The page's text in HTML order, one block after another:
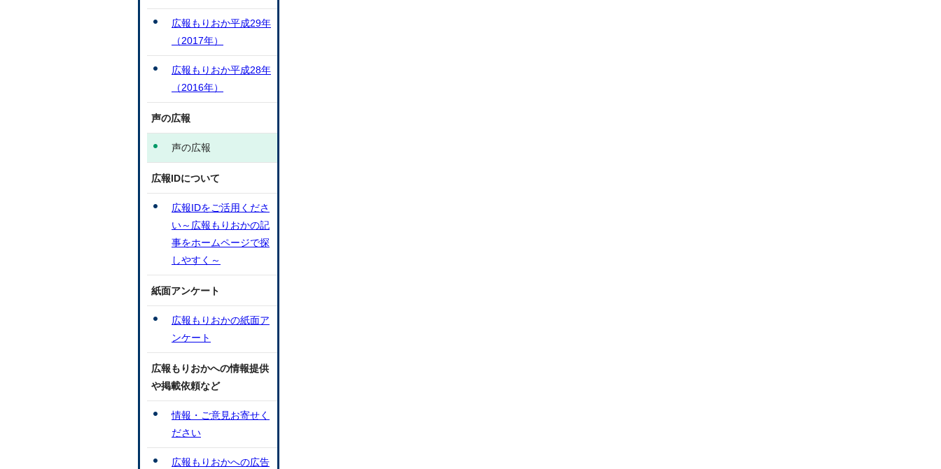
広報もりおか平成29年
（2017年）
広報もりおか平成28年
（2016年）
声の広報
声の広報
広報IDについて
広報IDをご活用くださ
い～広報もりおかの記
事をホームページで探
しやすく～
紙面アンケート
広報もりおかの紙面ア
ンケート
広報もりおかへの情報提供
や掲載依頼など
情報・ご意見お寄せく
ださい
広報もりおかへの広告